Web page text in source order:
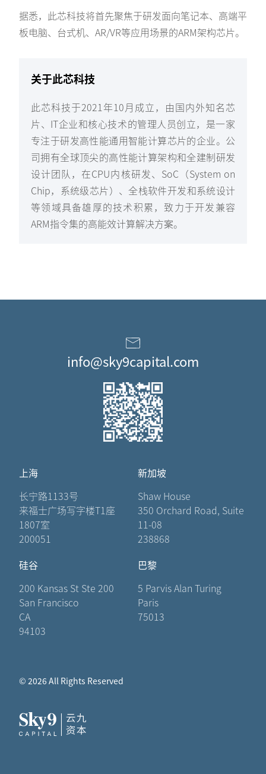
据悉，此芯科技将首先聚焦于研发面向笔记本、高端平
板电脑、台式机、AR/VR等应用场景的ARM架构芯片。
关于此芯科技
此芯科技于2021年10月成立，由国内外知名芯
片、IT企业和核心技术的管理人员创立，是一家
专注于研发高性能通用智能计算芯片的企业。公
司拥有全球顶尖的高性能计算架构和全建制研发
设计团队，在CPU内核研发、SoC（System on
Chip，系统级芯片）、全栈软件开发和系统设计
等领域具备雄厚的技术积累，致力于开发兼容
ARM指令集的高能效计算解决方案。
info@sky9capital.com
上海
长宁路1133号
来福士广场写字楼T1座
1807室
200051
新加坡
Shaw House
350 Orchard Road, Suite
11-08
238868
硅谷
200 Kansas St Ste 200
San Francisco
CA
94103
巴黎
5 Parvis Alan Turing
Paris
75013
© 2026 All Rights Reserved